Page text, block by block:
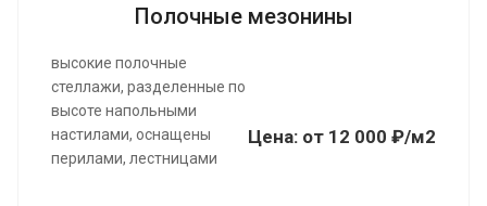
Полочные мезонины
Цена: от 12 000 ₽/м2
высокие полочные
стеллажи, разделенные по
высоте напольными
настилами, оснащены
перилами, лестницами